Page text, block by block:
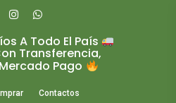
A Todo El País
Transferencia,
Pago
Contactos